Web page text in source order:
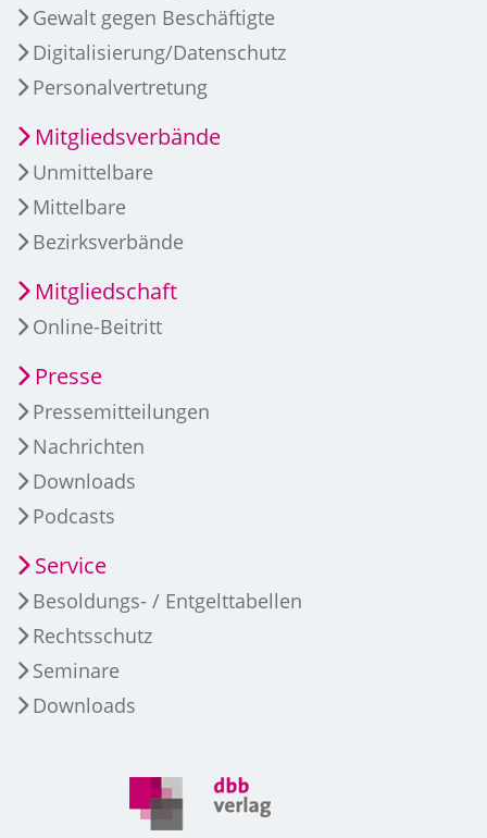
Gewalt gegen Beschäftigte
Digitalisierung/Datenschutz
Personalvertretung
Mitgliedsverbände
Unmittelbare
Mittelbare
Bezirksverbände
Mitgliedschaft
Online-Beitritt
Presse
Pressemitteilungen
Nachrichten
Downloads
Podcasts
Service
Besoldungs- / Entgelttabellen
Rechtsschutz
Seminare
Downloads